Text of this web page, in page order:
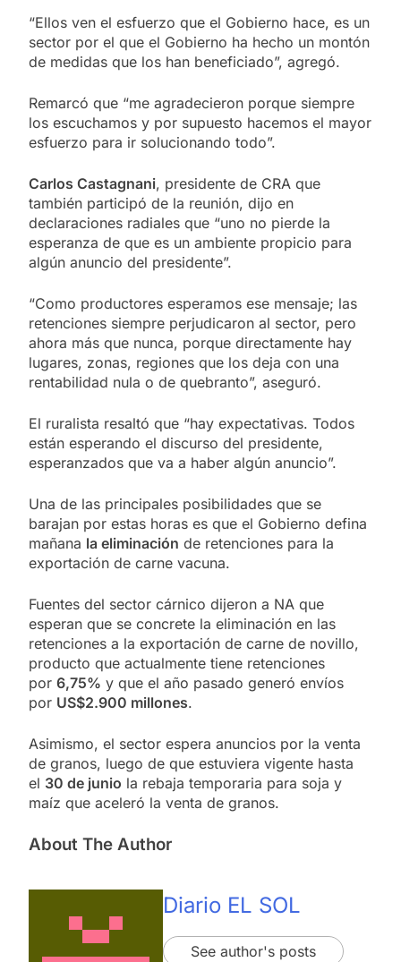
“Ellos ven el esfuerzo que el Gobierno hace, es un
sector por el que el Gobierno ha hecho un montón
de medidas que los han beneficiado”, agregó.
Remarcó que “me agradecieron porque siempre
los escuchamos y por supuesto hacemos el mayor
esfuerzo para ir solucionando todo”.
Carlos Castagnani, presidente de CRA que
también participó de la reunión, dijo en
declaraciones radiales que “uno no pierde la
esperanza de que es un ambiente propicio para
algún anuncio del presidente”.
“Como productores esperamos ese mensaje; las
retenciones siempre perjudicaron al sector, pero
ahora más que nunca, porque directamente hay
lugares, zonas, regiones que los deja con una
rentabilidad nula o de quebranto”, aseguró.
El ruralista resaltó que “hay expectativas. Todos
están esperando el discurso del presidente,
esperanzados que va a haber algún anuncio”.
Una de las principales posibilidades que se
barajan por estas horas es que el Gobierno defina
mañana la eliminación de retenciones para la
exportación de carne vacuna.
Fuentes del sector cárnico dijeron a NA que
esperan que se concrete la eliminación en las
retenciones a la exportación de carne de novillo,
producto que actualmente tiene retenciones
por 6,75% y que el año pasado generó envíos
por US$2.900 millones.
Asimismo, el sector espera anuncios por la venta
de granos, luego de que estuviera vigente hasta
el 30 de junio la rebaja temporaria para soja y
maíz que aceleró la venta de granos.
About The Author
Diario EL SOL
See author's posts